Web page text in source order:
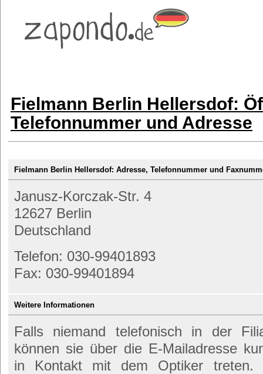
Fielmann Berlin Hellersdof:
Telefonnummer und Adresse
Fielmann Berlin Hellersdof: Adresse, Telefonnummer und
Janusz-Korczak-Str. 4
12627 Berlin
Deutschland
Telefon: 030-99401893
Fax: 030-99401894
Weitere Informationen
Falls niemand telefonisch in der
können sie über die E-Mailadresse
in Kontakt mit dem Optiker treten.